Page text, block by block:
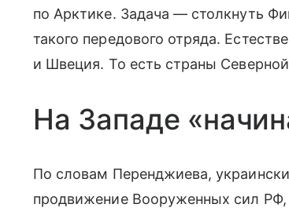
по Арктике. Задача — столкнуть
такого передового отряда.
и Швеция. То есть страны
На Западе
По словам Перенджиева,
продвижение Вооруженных сил